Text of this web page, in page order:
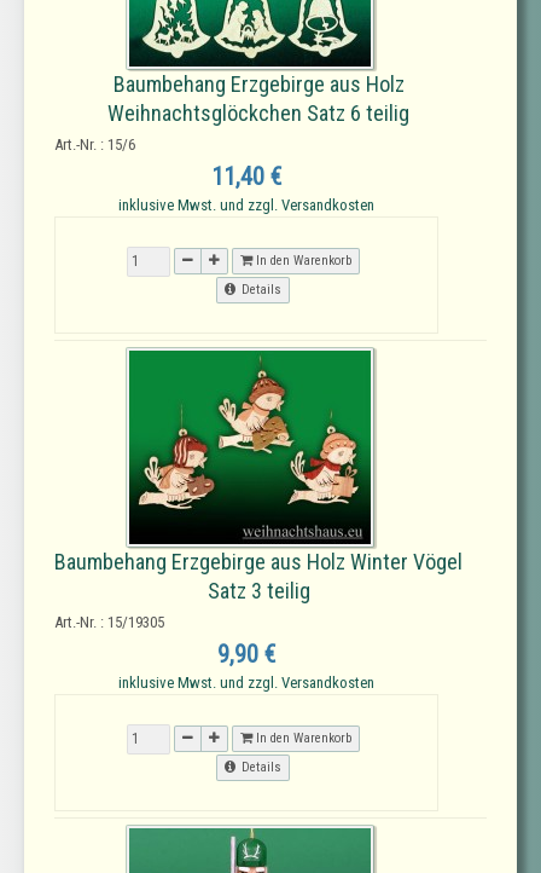
Baumbehang Erzgebirge aus Holz
Weihnachtsglöckchen Satz 6 teilig
Art.-Nr. : 15/6
11,40 €
inklusive Mwst. und zzgl. Versandkosten
In den Warenkorb
Details
Baumbehang Erzgebirge aus Holz Winter Vögel
Satz 3 teilig
Art.-Nr. : 15/19305
9,90 €
inklusive Mwst. und zzgl. Versandkosten
In den Warenkorb
Details